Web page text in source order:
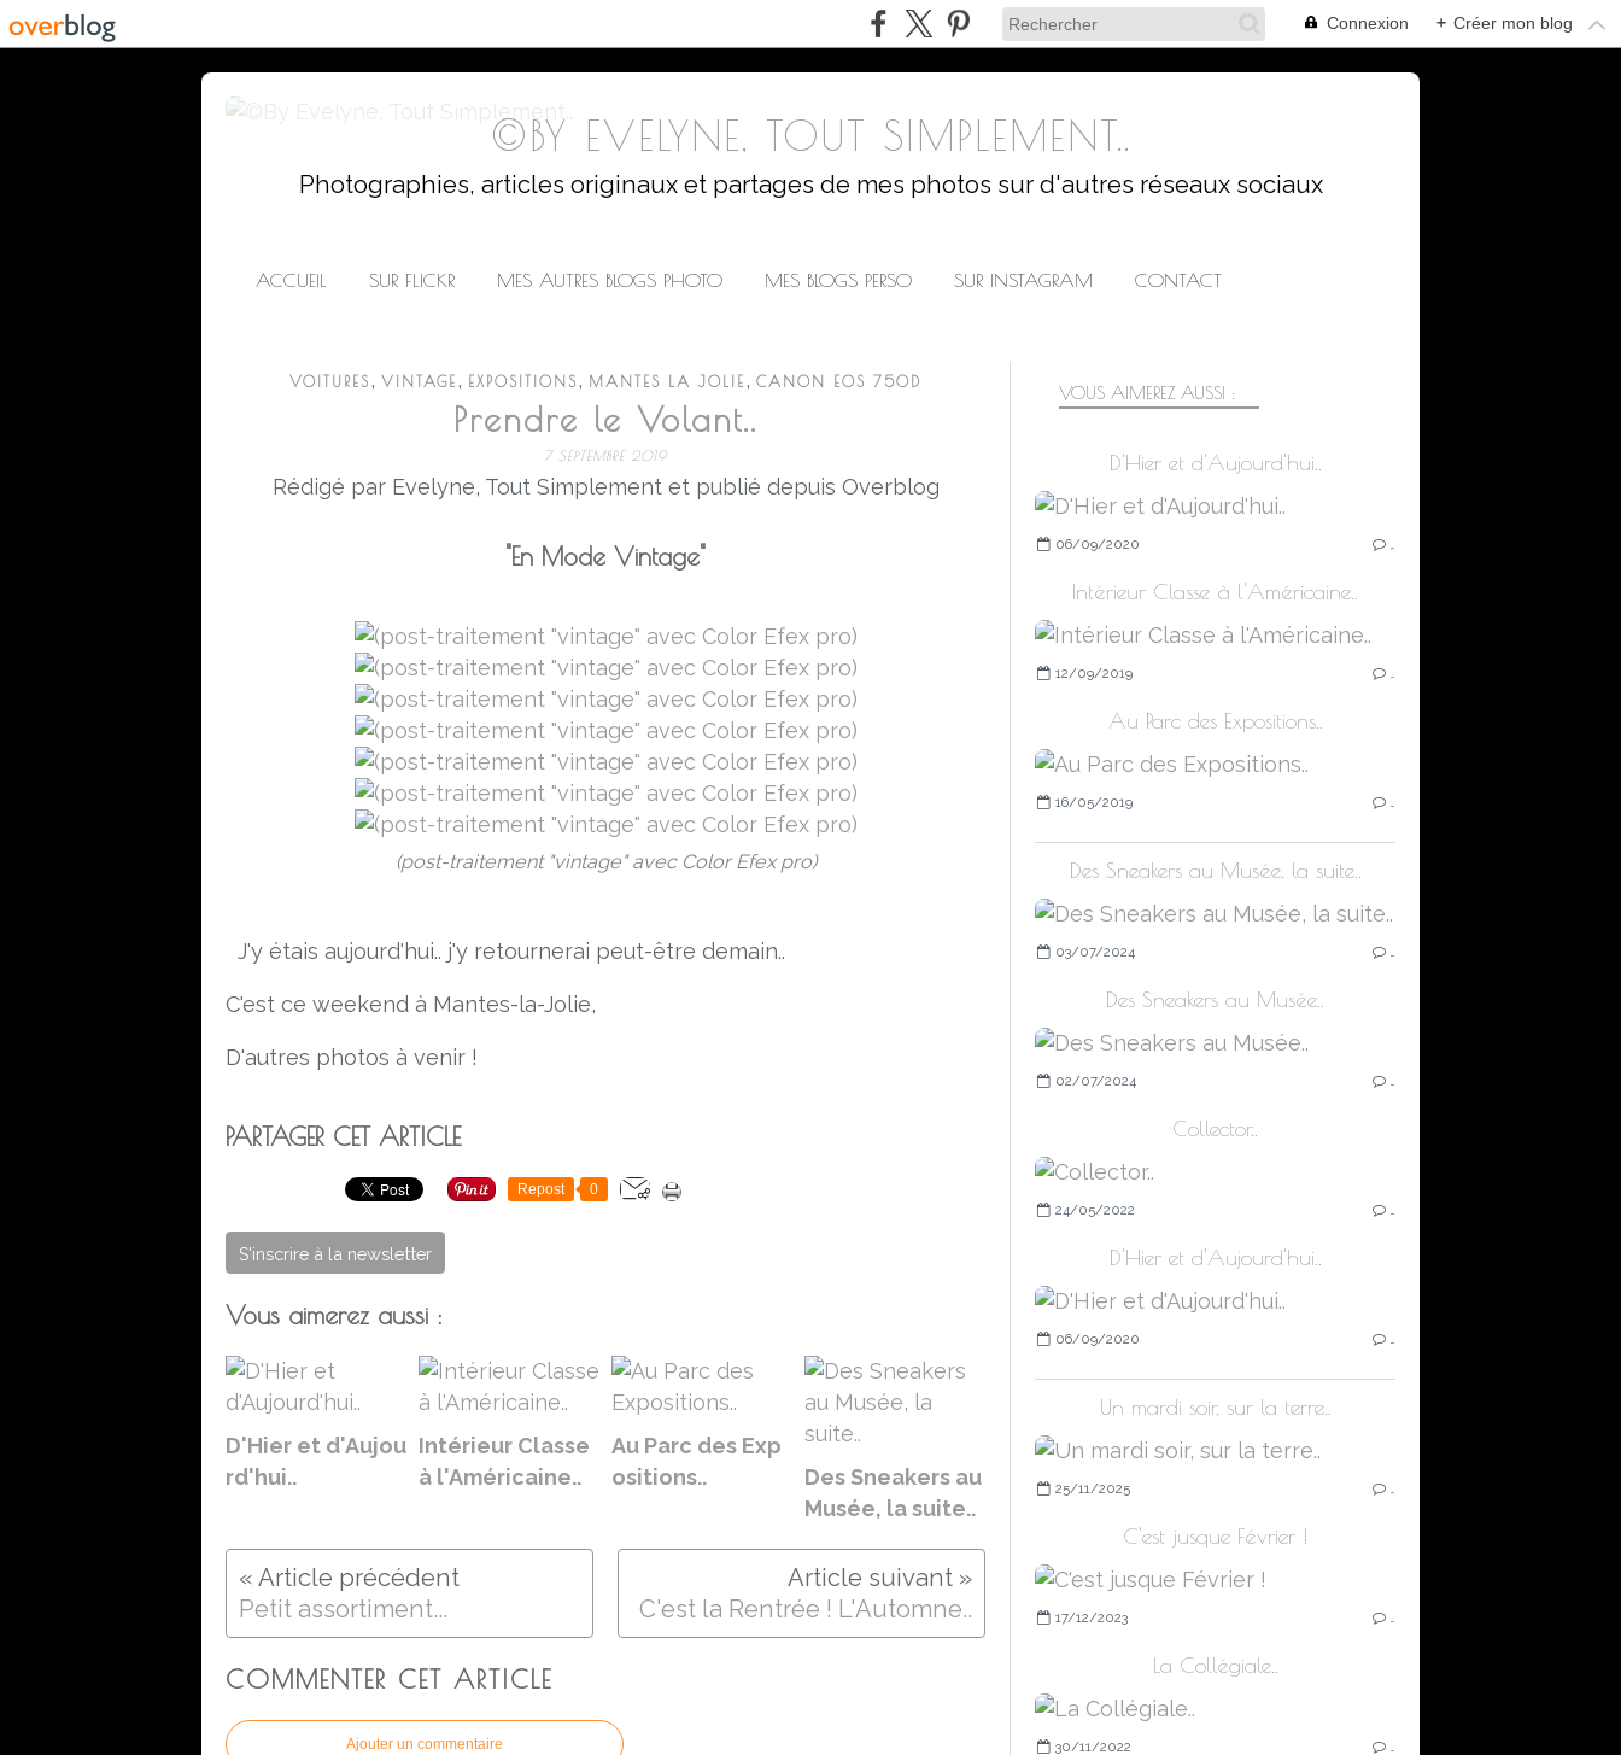
Connexion + Créer mon blog
©BY EVELYNE, TOUT SIMPLEMENT..
Photographies, articles originaux et partages de mes photos sur d'autres réseaux sociaux
ACCUEIL SUR FLICKR MES AUTRES BLOGS PHOTO MES BLOGS PERSO SUR INSTAGRAM CONTACT
VOITURES , VINTAGE , EXPOSITIONS , MANTES LA JOLIE , CANON EOS 750D
Prendre le Volant..
7 SEPTEMBRE 2019
Rédigé par Evelyne, Tout Simplement et publié depuis Overblog
"En Mode Vintage"
(post-traitement "vintage" avec Color Efex pro)
J'y étais aujourd'hui.. j'y retournerai peut-être demain..
C'est ce weekend à Mantes-la-Jolie,
D'autres photos à venir !
PARTAGER CET ARTICLE
Repost 0
S'inscrire à la newsletter
Vous aimerez aussi :
D'Hier et d'Aujou
rd'hui..
Intérieur Classe
à l'Américaine..
Au Parc des Exp
ositions..
Des Sneakers au
Musée, la suite..
Petit assortiment... C'est la Rentrée ! L'Automne..
COMMENTER CET ARTICLE
Ajouter un commentaire
VOUS AIMEREZ AUSSI :
D'Hier et d'Aujourd'hui..
06/09/2020
Intérieur Classe à l'Américaine..
12/09/2019
Au Parc des Expositions..
16/05/2019
Des Sneakers au Musée, la suite..
03/07/2024
Des Sneakers au Musée..
02/07/2024
Collector..
24/05/2022
D'Hier et d'Aujourd'hui..
06/09/2020
Un mardi soir, sur la terre..
25/11/2025
C'est jusque Février !
17/12/2023
La Collégiale..
30/11/2022